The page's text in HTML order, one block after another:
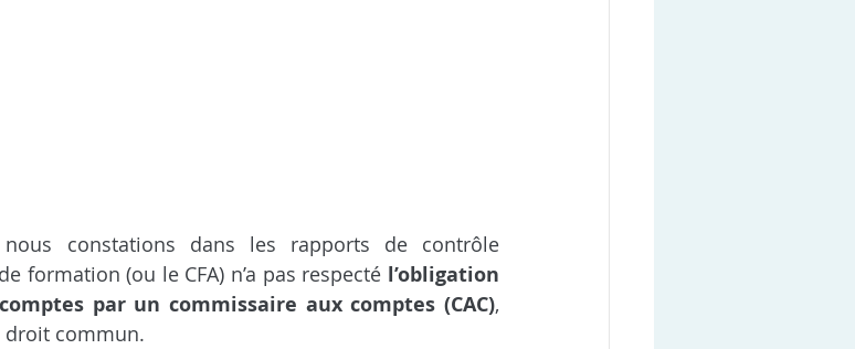
constations dans les rapports de contrôle
formation (ou le CFA) n’a pas respecté l’obligation
par un commissaire aux comptes (CAC),
droit commun.